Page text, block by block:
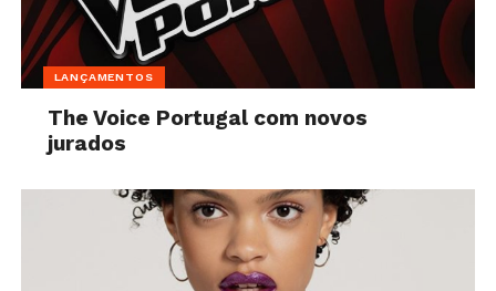
LANÇAMENTOS
The Voice Portugal com novos
jurados